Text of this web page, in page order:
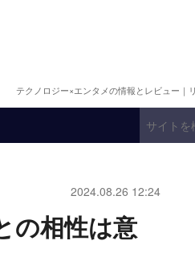
テクノロジー×エンタメの情報とレビュー｜
2024.08.26 12:24
の相性は意